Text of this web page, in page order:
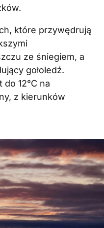
które przywędrują
ze śniegiem, a
gołoledź.
12°C na
z kierunków